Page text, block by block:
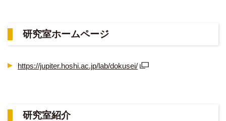
研究室ホームページ
https://jupiter.hoshi.ac.jp/lab/dokusei/
研究室紹介